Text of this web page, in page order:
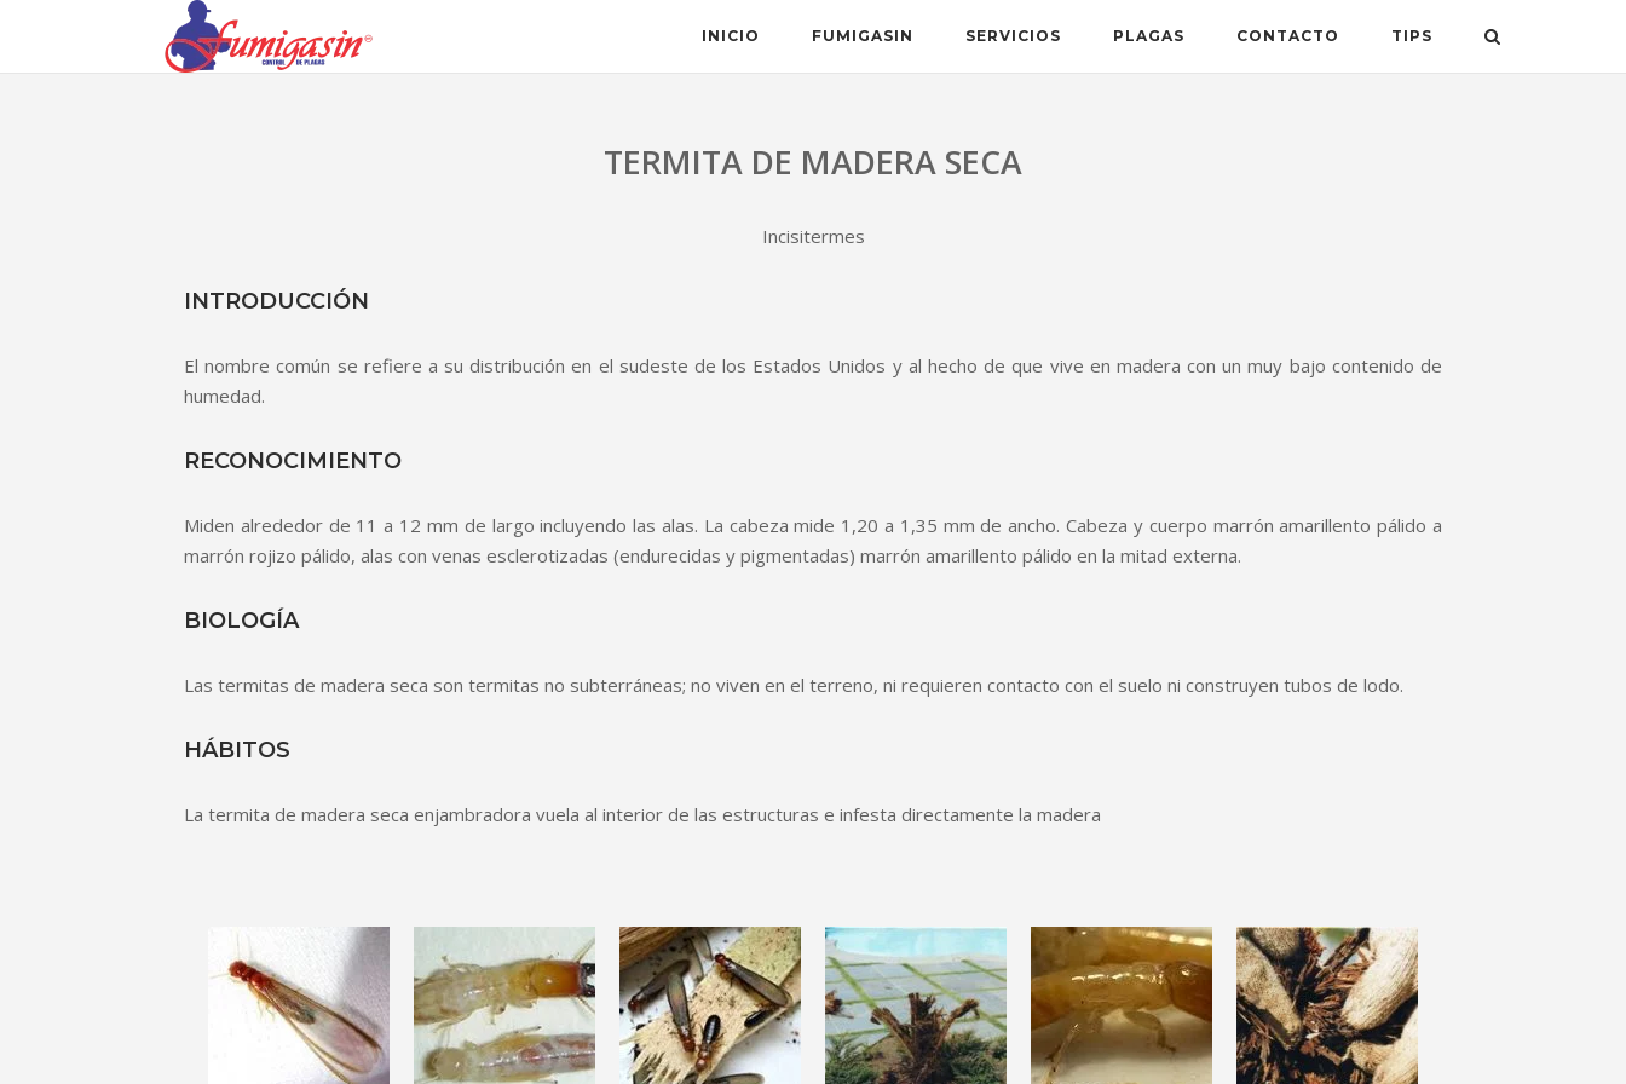
INICIO FUMIGASIN SERVICIOS PLAGAS CONTACTO TIPS
TERMITA DE MADERA SECA
Incisitermes
INTRODUCCIÓN
El nombre común se refiere a su distribución en el sudeste de los Estados Unidos y al hecho de que vive en madera con un muy bajo contenido de
humedad.
RECONOCIMIENTO
Miden alrededor de 11 a 12 mm de largo incluyendo las alas. La cabeza mide 1,20 a 1,35 mm de ancho. Cabeza y cuerpo marrón amarillento pálido a
marrón rojizo pálido, alas con venas esclerotizadas (endurecidas y pigmentadas) marrón amarillento pálido en la mitad externa.
BIOLOGÍA
Las termitas de madera seca son termitas no subterráneas; no viven en el terreno, ni requieren contacto con el suelo ni construyen tubos de lodo.
HÁBITOS
La termita de madera seca enjambradora vuela al interior de las estructuras e infesta directamente la madera